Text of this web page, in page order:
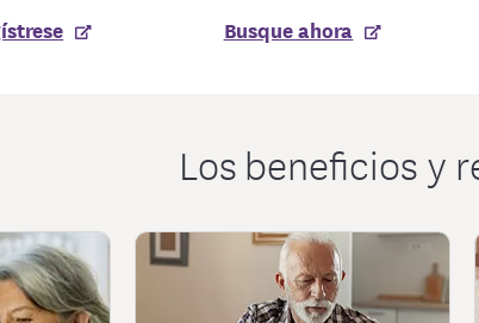
Busque ahora
Los beneficios y